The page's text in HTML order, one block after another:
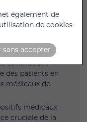
MED est de
pour
algérien.
contribuer à
des patients en
médicaux de
médicaux,
cruciale de la
également de
de cookies.
sans accepter